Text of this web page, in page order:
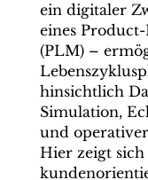
ein digitaler
eines
(PLM) –
hinsichtlich
Simulation,
und
Hier zeigt sich